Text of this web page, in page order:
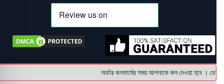
অর্ডার কনফার্মের সময় আপনাকে কল দেওয়া হবে ।